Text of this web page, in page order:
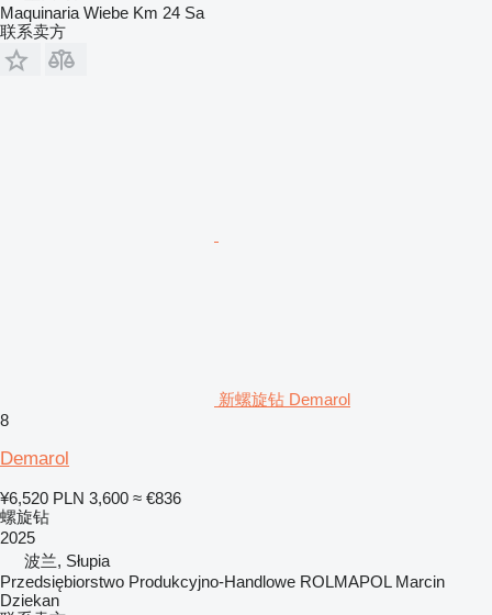
Maquinaria Wiebe Km 24 Sa
联系卖方
新螺旋钻 Demarol
8
Demarol
¥6,520 PLN 3,600 ≈ €836
螺旋钻
2025
波兰, Słupia
Przedsiębiorstwo Produkcyjno-Handlowe ROLMAPOL Marcin
Dziekan